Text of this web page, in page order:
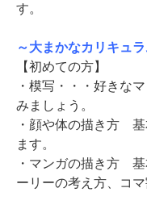
す。
～大まかなカリキュ
【初めての方】
・模写・・・好きな
みましょう。
・顔や体の描き方
ます。
・マンガの描き方 基
ーリーの考え方、コ